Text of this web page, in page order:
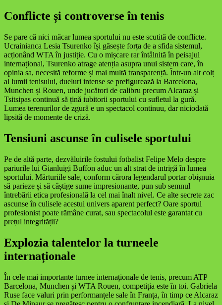
Conflicte și controverse în tenis
Se pare că nici măcar lumea sportului nu este scutită de conflicte.
Ucrainianca Lesia Tsurenko își găsește forța de a sfida sistemul,
acționând WTA în justiție. Cu o mișcare rar întâlnită în peisajul
internațional, Tsurenko atrage atenția asupra unui sistem care, în
opinia sa, necesită reforme și mai multă transparență. Într-un alt colț
al lumii tenisului, dueluri intense se prefigurează la Barcelona,
Munchen și Rouen, unde jucători de calibru precum Alcaraz și
Tsitsipas continuă să țină iubitorii sportului cu sufletul la gură.
Lumea terenurilor de zgură e un spectacol continuu, dar niciodată
lipsită de momente de criză.
Tensiuni ascunse în culisele sportului
Pe de altă parte, dezvăluirile fostului fotbalist Felipe Melo despre
pariurile lui Gianluigi Buffon aduc un alt strat de intrigă în lumea
sportului. Mărturiile sale, conform cărora legendarul portar obișnuia
să parieze și să câștige sume impresionante, pun sub semnul
întrebării etica profesională la cel mai înalt nivel. Ce alte secrete zac
ascunse în culisele acestui univers aparent perfect? Oare sportul
profesionist poate rămâne curat, sau spectacolul este garantat cu
prețul integrității?
Explozia talentelor la turneele
internaționale
În cele mai importante turnee internaționale de tenis, precum ATP
Barcelona, Munchen și WTA Rouen, competiția este în toi. Gabriela
Ruse face valuri prin performanțele sale în Franța, în timp ce Alcaraz